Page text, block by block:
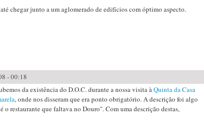
chegar junto a um aglomerado de edifícios com óptimo aspecto.
- 00:18
da existência do D.O.C. durante a nossa visita àQuinta da Casa
, onde nos disseram que era ponto obrigatório. A descrição foi algo
restaurante que faltava no Douro". Com uma descrição destas,